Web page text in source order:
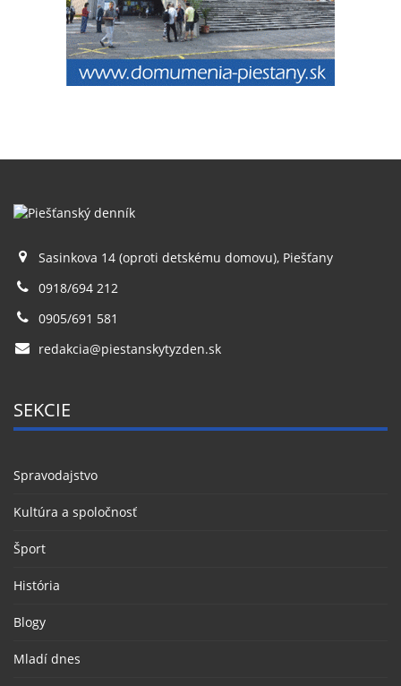
Sasinkova 14 (oproti detskému domovu), Piešťany
0918/694 212
0905/691 581
redakcia@piestanskytyzden.sk
SEKCIE
Spravodajstvo
Kultúra a spoločnosť
Šport
História
Blogy
Mladí dnes